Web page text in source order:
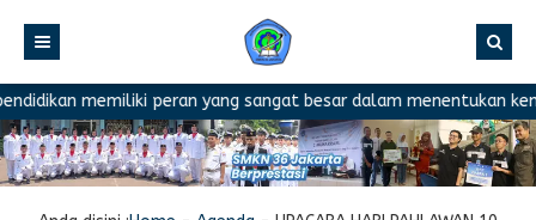
memiliki peran yang sangat besar dalam menentukan